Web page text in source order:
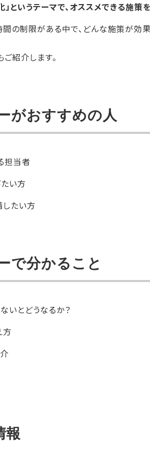
」というテーマで、オススメできる施策
の制限がある中で、どんな施策が効
紹介します。
がおすすめの人
担当者
い方
したい方
で分かること
いとどうなるか？
方
報